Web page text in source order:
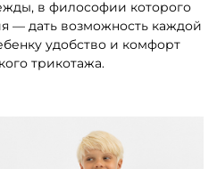
в философии которого
— дать возможность каждой
удобство и комфорт
трикотажа.